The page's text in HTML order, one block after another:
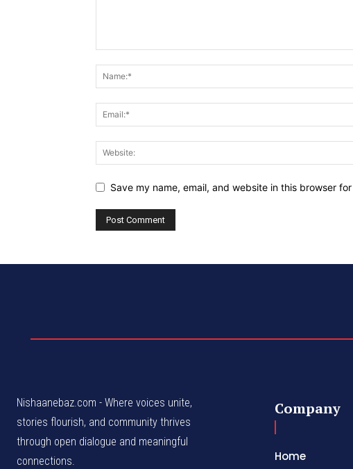
Save my name, email, and website in this browser
Nishaanebaz.com - Where voices unite,
stories flourish, and community thrives
through open dialogue and meaningful
connections.
Company
Home